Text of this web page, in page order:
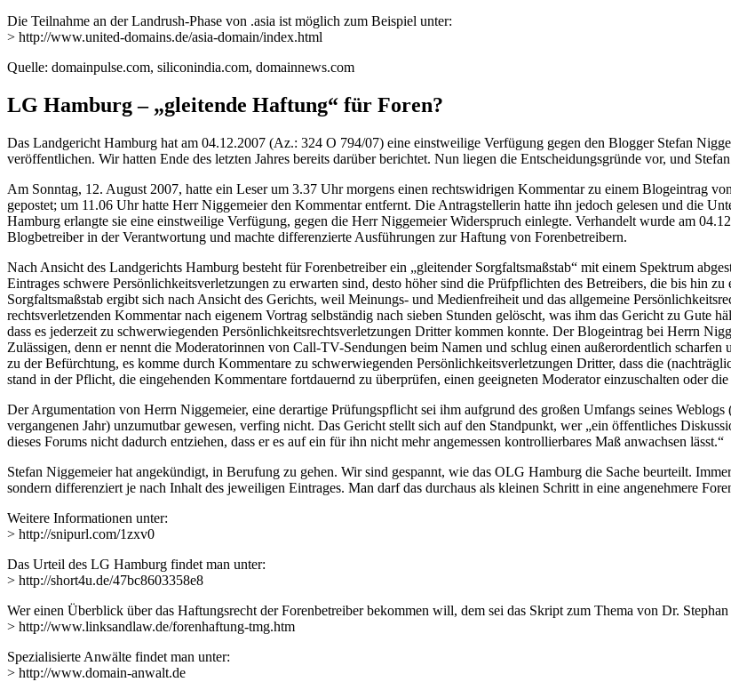
Die Teilnahme an der Landrush-Phase von .asia ist möglich zum Beispiel unter:
> http://www.united-domains.de/asia-domain/index.html
Quelle: domainpulse.com, siliconindia.com, domainnews.com
LG Hamburg – „gleitende Haftung“ für Foren?
Das Landgericht Hamburg hat am 04.12.2007 (Az.: 324 O 794/07) eine einstweilige Verfügung gegen den Blogger Stefan
veröffentlichen. Wir hatten Ende des letzten Jahres bereits darüber berichtet. Nun liegen die Entscheidungsgründe vor, und
Am Sonntag, 12. August 2007, hatte ein Leser um 3.37 Uhr morgens einen rechtswidrigen Kommentar zu einem Blogeintrag
gepostet; um 11.06 Uhr hatte Herr Niggemeier den Kommentar entfernt. Die Antragstellerin hatte ihn jedoch gelesen und die
Hamburg erlangte sie eine einstweilige Verfügung, gegen die Herr Niggemeier Widerspruch einlegte. Verhandelt wurde am
Blogbetreiber in der Verantwortung und machte differenzierte Ausführungen zur Haftung von Forenbetreibern.
Nach Ansicht des Landgerichts Hamburg besteht für Forenbetreiber ein „gleitender Sorgfaltsmaßstab“ mit einem Spektrum
Eintrages schwere Persönlichkeitsverletzungen zu erwarten sind, desto höher sind die Prüfpflichten des Betreibers, die bis hin
Sorgfaltsmaßstab ergibt sich nach Ansicht des Gerichts, weil Meinungs- und Medienfreiheit und das allgemeine
rechtsverletzenden Kommentar nach eigenem Vortrag selbständig nach sieben Stunden gelöscht, was ihm das Gericht zu Gute
dass es jederzeit zu schwerwiegenden Persönlichkeitsrechtsverletzungen Dritter kommen konnte. Der Blogeintrag bei Herrn
Zulässigen, denn er nennt die Moderatorinnen von Call-TV-Sendungen beim Namen und schlug einen außerordentlich
zu der Befürchtung, es komme durch Kommentare zu schwerwiegenden Persönlichkeitsverletzungen Dritter, dass die
stand in der Pflicht, die eingehenden Kommentare fortdauernd zu überprüfen, einen geeigneten Moderator einzuschalten oder
Der Argumentation von Herrn Niggemeier, eine derartige Prüfungspflicht sei ihm aufgrund des großen Umfangs seines
vergangenen Jahr) unzumutbar gewesen, verfing nicht. Das Gericht stellt sich auf den Standpunkt, wer „ein öffentliches
dieses Forums nicht dadurch entziehen, dass er es auf ein für ihn nicht mehr angemessen kontrollierbares Maß anwachsen lässt.“
Stefan Niggemeier hat angekündigt, in Berufung zu gehen. Wir sind gespannt, wie das OLG Hamburg die Sache beurteilt.
sondern differenziert je nach Inhalt des jeweiligen Eintrages. Man darf das durchaus als kleinen Schritt in eine angenehmere
Weitere Informationen unter:
> http://snipurl.com/1zxv0
Das Urteil des LG Hamburg findet man unter:
> http://short4u.de/47bc8603358e8
Wer einen Überblick über das Haftungsrecht der Forenbetreiber bekommen will, dem sei das Skript zum Thema von Dr.
> http://www.linksandlaw.de/forenhaftung-tmg.htm
Spezialisierte Anwälte findet man unter:
> http://www.domain-anwalt.de